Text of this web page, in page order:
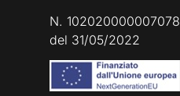
N. 102020000007078
del 31/05/2022